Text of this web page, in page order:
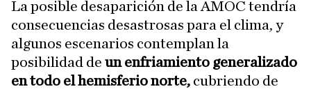
La posible desaparición de la AMOC tendría
consecuencias desastrosas para el clima, y
algunos escenarios contemplan la
posibilidad de un enfriamiento generalizado
en todo el hemisferio norte, cubriendo de